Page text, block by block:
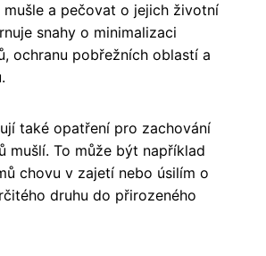
a pečovat o jejich životní
snahy o minimalizaci
ochranu pobřežních oblastí a
také opatření pro zachování
mušlí. To může být například
chovu v zajetí nebo úsilím o
druhu do přirozeného